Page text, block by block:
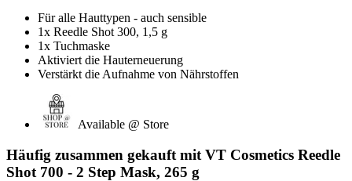
Für alle Hauttypen - auch sensible
1x Reedle Shot 300, 1,5 g
1x Tuchmaske
Aktiviert die Hauterneuerung
Verstärkt die Aufnahme von Nährstoffen
Available @ Store
Häufig zusammen gekauft mit VT Cosmetics Reedle
Shot 700 - 2 Step Mask, 265 g